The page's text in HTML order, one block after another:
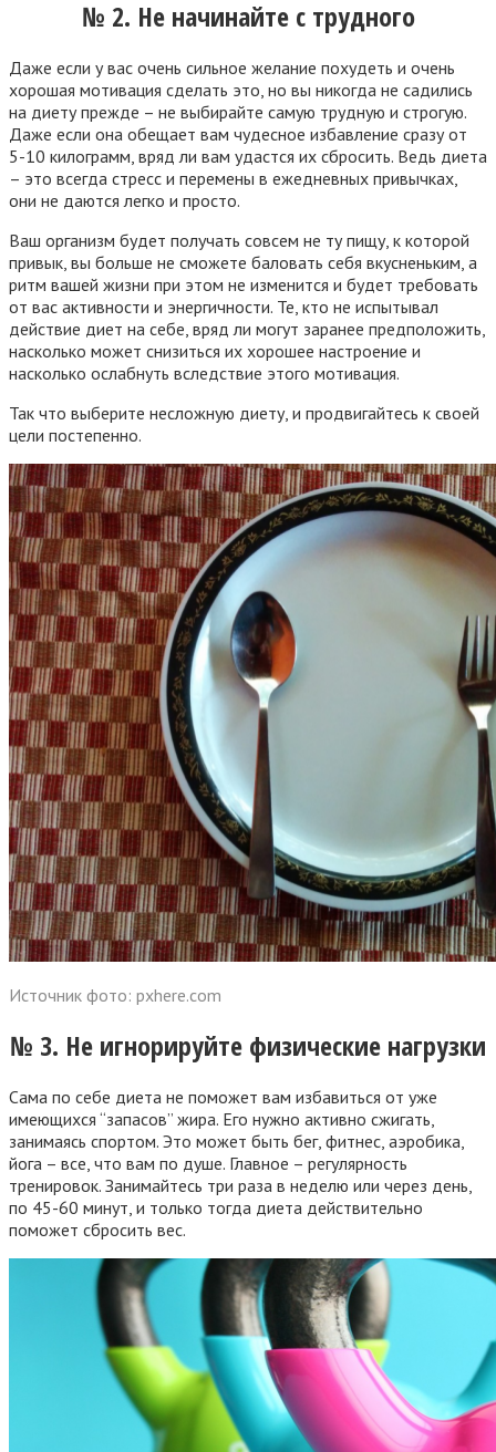
№ 2. Не начинайте с трудного
Даже если у вас очень сильное желание похудеть и очень
хорошая мотивация сделать это, но вы никогда не садились
на диету прежде – не выбирайте самую трудную и строгую.
Даже если она обещает вам чудесное избавление сразу от
5-10 килограмм, вряд ли вам удастся их сбросить. Ведь диета
– это всегда стресс и перемены в ежедневных привычках,
они не даются легко и просто.
Ваш организм будет получать совсем не ту пищу, к которой
привык, вы больше не сможете баловать себя вкусненьким, а
ритм вашей жизни при этом не изменится и будет требовать
от вас активности и энергичности. Те, кто не испытывал
действие диет на себе, вряд ли могут заранее предположить,
насколько может снизиться их хорошее настроение и
насколько ослабнуть вследствие этого мотивация.
Так что выберите несложную диету, и продвигайтесь к своей
цели постепенно.
Источник фото: pxhere.com
№ 3. Не игнорируйте физические нагрузки
Сама по себе диета не поможет вам избавиться от уже
имеющихся “запасов” жира. Его нужно активно сжигать,
занимаясь спортом. Это может быть бег, фитнес, аэробика,
йога – все, что вам по душе. Главное – регулярность
тренировок. Занимайтесь три раза в неделю или через день,
по 45-60 минут, и только тогда диета действительно
поможет сбросить вес.